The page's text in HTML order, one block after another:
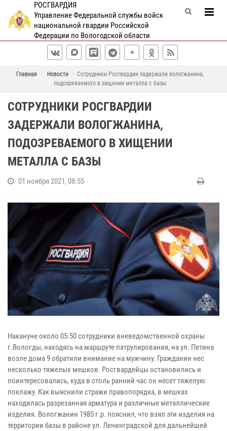
РОСГВАРДИЯ
Управление Федеральной службы войск
национальной гвардии Российской
Федерации по Вологодской области
Главная Новости
Сотрудники Росгвардии задержали вологжанина,
подозреваемого в хищении металла с базы
СОТРУДНИКИ РОСГВАРДИИ
ЗАДЕРЖАЛИ ВОЛОГЖАНИНА,
ПОДОЗРЕВАЕМОГО В ХИЩЕНИИ
МЕТАЛЛА С БАЗЫ
01 ноября 2021, 08:55
Накануне около 05:50 сотрудники вневедомственной охраны
г.Вологды, находясь на маршруте патрулирования, на ул. Петина
возле дома 9 обратили внимание на мужчину. Гражданин нес
несколько тяжелых мешков. Росгвардейцы остановились и
поинтересовались, куда в столь ранний час он несет тяжелую
поклажу. Как выяснили стражи правопорядка, в мешках
находилась разрезанная арматура и различные металлические
изделия. Вологжанин 1985 г.р. пояснил, что взял эти изделия на
территории базы в районе ул. Ленинградской для дальнейшей